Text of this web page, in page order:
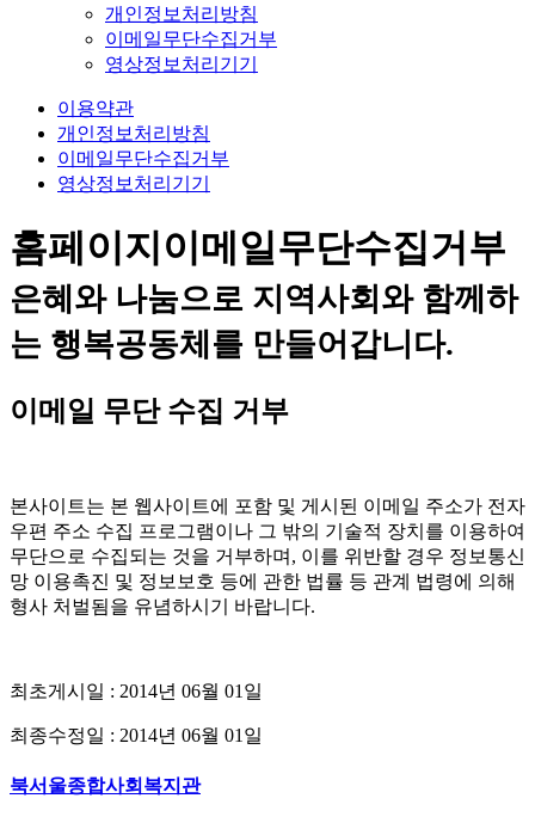
개인정보처리방침
이메일무단수집거부
영상정보처리기기
이용약관
개인정보처리방침
이메일무단수집거부
영상정보처리기기
홈페이지이메일무단수집거부
은혜와 나눔으로 지역사회와 함께하
는 행복공동체를 만들어갑니다.
이메일 무단 수집 거부
본사이트는 본 웹사이트에 포함 및 게시된 이메일 주소가 전자
우편 주소 수집 프로그램이나 그 밖의 기술적 장치를 이용하여
무단으로 수집되는 것을 거부하며, 이를 위반할 경우 정보통신
망 이용촉진 및 정보보호 등에 관한 법률 등 관계 법령에 의해
형사 처벌됨을 유념하시기 바랍니다.
최초게시일 : 2014년 06월 01일
최종수정일 : 2014년 06월 01일
북서울종합사회복지관